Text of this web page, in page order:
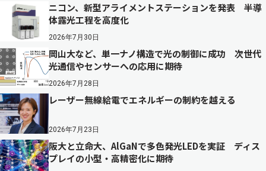
ニコン、新型アライメントステーションを発表 半導
体露光工程を高度化
2026年7月30日
岡山大など、単一ナノ構造で光の制御に成功 次世代
光通信やセンサーへの応用に期待
2026年7月28日
レーザー無線給電でエネルギーの制約を越える
2026年7月23日
阪大と立命大、AlGaNで多色発光LEDを実証 ディス
プレイの小型・高精密化に期待